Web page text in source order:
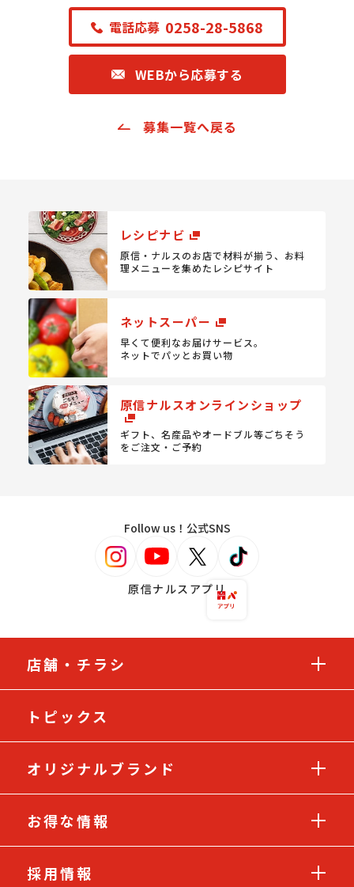
電話応募 0258-28-5868
WEBから応募する
募集一覧へ戻る
レシピナビ
原信・ナルスのお店で材料が揃う、 お料
理メニューを集めたレシピサイト
ネットスーパー
早くて便利なお届けサービス。
ネットでパッとお買い物
原信ナルスオンラインショップ
ギフト、名産品やオードブル等ごちそう
をご注文・ご予約
Follow us！公式SNS
原信ナルスアプリ
店舗・チラシ
トピックス
オリジナルブランド
お得な情報
採用情報